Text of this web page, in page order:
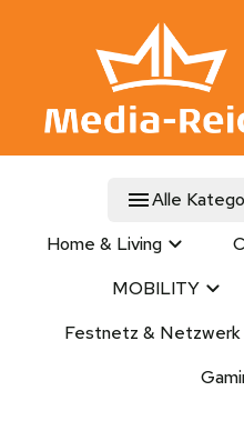
Alle
Home & Living
MOBILITY
Festnetz & Netzwerk